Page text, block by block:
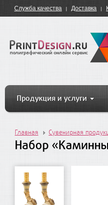
Служба качества Доставка
Продукция и услуги
Главная Сувенирная
Набор